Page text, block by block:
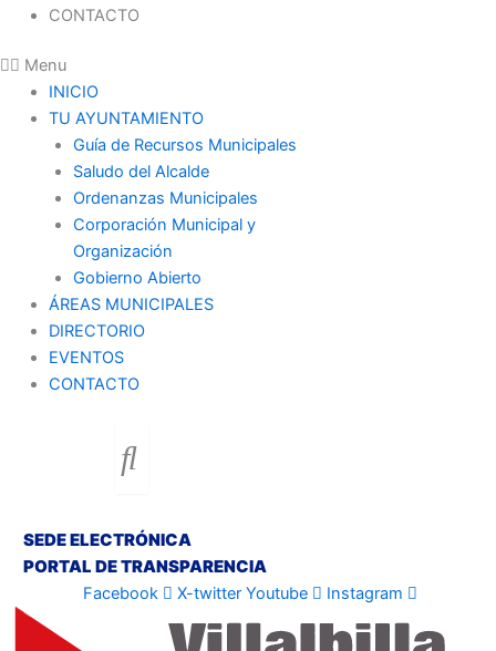
CONTACTO
Menu
INICIO
TU AYUNTAMIENTO
Guía de Recursos Municipales
Saludo del Alcalde
Ordenanzas Municipales
Corporación Municipal y
Organización
Gobierno Abierto
ÁREAS MUNICIPALES
DIRECTORIO
EVENTOS
CONTACTO
SEDE ELECTRÓNICA
PORTAL DE TRANSPARENCIA
Facebook X-twitter Youtube Instagram